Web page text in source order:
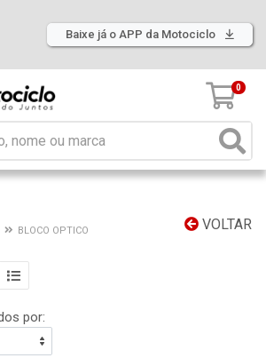
Baixe já o APP da Motociclo
0
VOLTAR
BLOCO OPTICO
por: